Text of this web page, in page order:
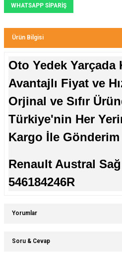
WHATSAPP SİPARİŞ
Ürün Bilgisi
Oto Yedek Yarçada
Avantajlı Fiyat ve
Orjinal ve Sıfır
Türkiye'nin Her
Kargo İle Gönderim
Renault Austral
546184246R
Yorumlar
Soru & Cevap